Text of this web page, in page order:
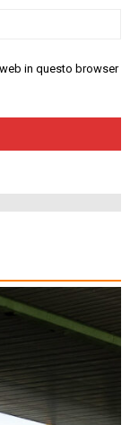
in questo browser